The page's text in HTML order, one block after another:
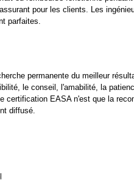
pour les clients. Les
parfaites.
permanente du meilleur
le conseil, l'amabilité, la
EASA n'est que la
diffusé.